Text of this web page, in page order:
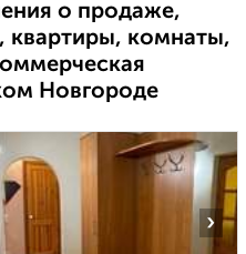
о продаже,
квартиры, комнаты,
Новгороде
›